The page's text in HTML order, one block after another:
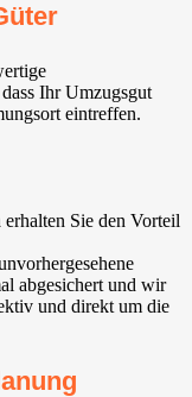
Ihr Umzugsgut
eintreffen.
Sie den Vorteil
abgesichert und wir
und direkt um die